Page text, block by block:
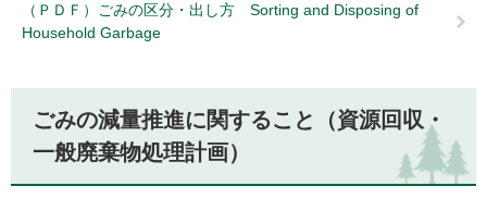
（ＰＤＦ）ごみの区分・出し方 Sorting and Disposing of
Household Garbage
ごみの減量推進に関すること（資源回収・
一般廃棄物処理計画）